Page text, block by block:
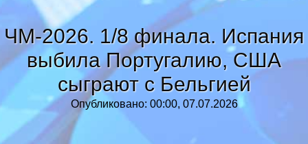
ЧМ-2026. 1/8 финала. Испания
выбила Португалию, США
сыграют с Бельгией
Опубликовано: 00:00, 07.07.2026
Тренды новостей»
Рубрики»
Правила »